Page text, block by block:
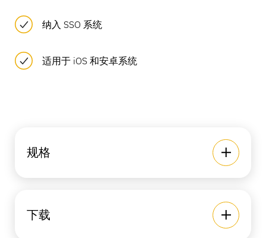
纳入 SSO 系统
适用于 iOS 和安卓系统
规格
下载